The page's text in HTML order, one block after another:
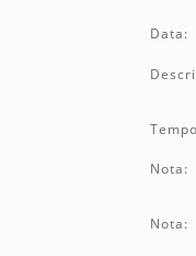
Data:
Nota:
Nota: